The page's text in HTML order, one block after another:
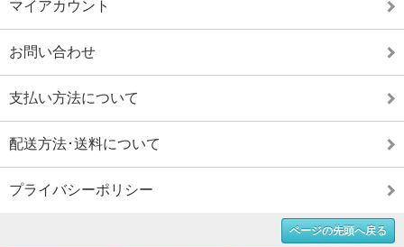
マイアカウント
お問い合わせ
支払い方法について
配送方法･送料について
プライバシーポリシー
ページの先頭へ戻る